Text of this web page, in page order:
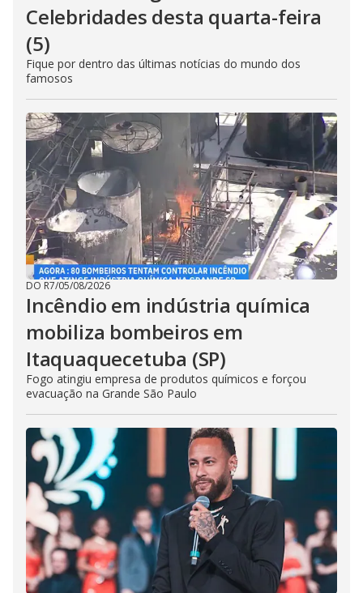
Celebridades desta quarta-feira
(5)
Fique por dentro das últimas notícias do mundo dos
famosos
DO R7/05/08/2026
Incêndio em indústria química
mobiliza bombeiros em
Itaquaquecetuba (SP)
Fogo atingiu empresa de produtos químicos e forçou
evacuação na Grande São Paulo